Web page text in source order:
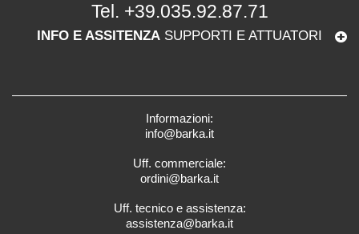
Tel. +39.035.92.87.71
INFO E ASSITENZA SUPPORTI E ATTUATORI
Informazioni:
info@barka.it
Uff. commerciale:
ordini@barka.it
Uff. tecnico e assistenza:
assistenza@barka.it